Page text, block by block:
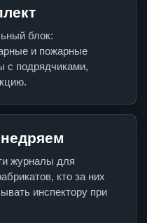
блок:
и пожарные
с подрядчиками,
журналы для
кто за них
инспектору при